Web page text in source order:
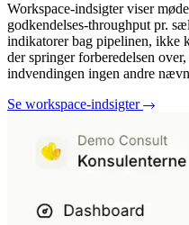
Workspace-indsigter viser
godkendelses-throughput pr.
indikatorer bag pipelinen, ikke
der springer forberedelsen
indvendingen ingen andre
Se workspace-indsigter